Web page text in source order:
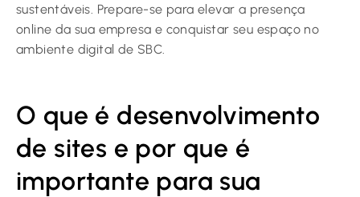
sustentáveis. Prepare-se para elevar a presença
online da sua empresa e conquistar seu espaço no
ambiente digital de SBC.
O que é desenvolvimento
de sites e por que é
importante para sua